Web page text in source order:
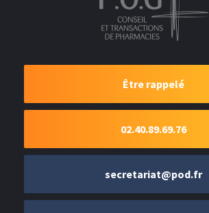
Être rappelé
02.40.89.69.76
secretariat@pod.fr